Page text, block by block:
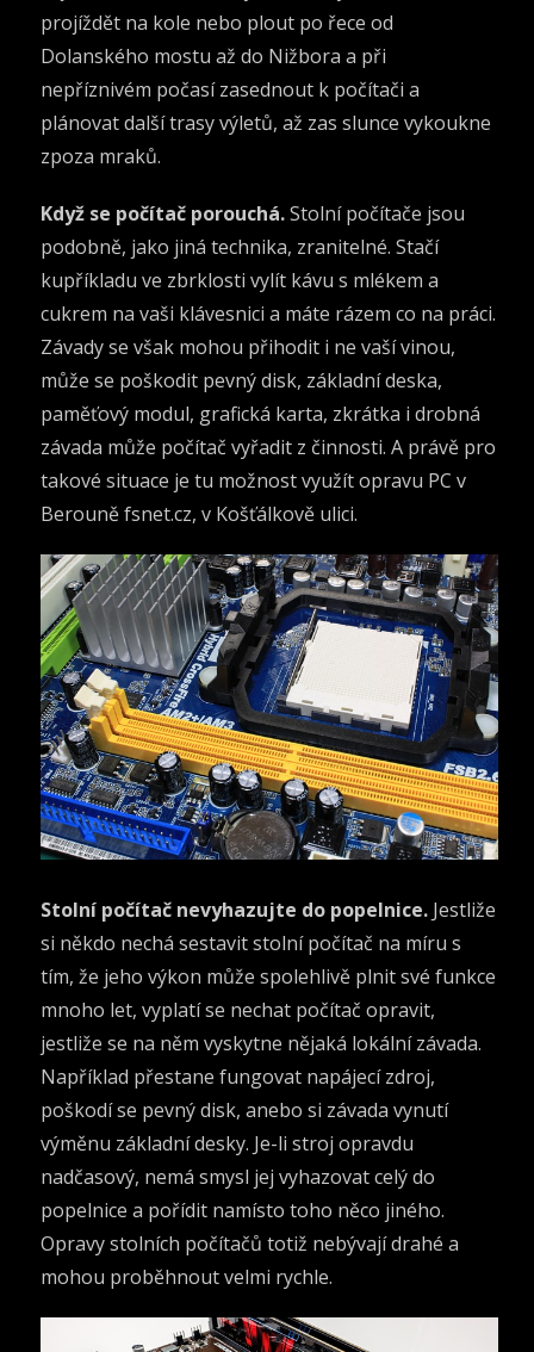
projíždět na kole nebo plout po řece od
Dolanského mostu až do Nižbora a při
nepříznivém počasí zasednout k počítači a
plánovat dalšítrasyvýletů, až zas slunce vykoukne
zpoza mraků.
Když se počítač porouchá.Stolní počítače jsou
podobně, jako jiná technika, zranitelné. Stačí
kupříkladu ve zbrklosti vylít kávu s mlékem a
cukrem na vaši klávesnici a máte rázem co na práci.
Závady se však mohou přihodit i ne vaší vinou,
může se poškodit pevný disk, základní deska,
paměťový modul, grafická karta, zkrátka i drobná
závada může počítač vyřadit z činnosti. A právě pro
takové situace je tu možnost využítopravu PC v
Berouně fsnet.cz, v Košťálkově ulici.
Stolní počítač nevyhazujte do popelnice. Jestliže
si někdo nechá sestavit stolní počítač na míru s
tím, že jeho výkon může spolehlivě plnit své funkce
mnoho let, vyplatí se nechat počítač opravit,
jestliže se na něm vyskytne nějaká lokální závada.
Například přestane fungovat napájecí zdroj,
poškodí se pevný disk, anebo si závada vynutí
výměnu základní desky. Je-li stroj opravdu
nadčasový, nemá smysl jej vyhazovat celý do
popelnice a pořídit namísto toho něco jiného.
Opravy stolních počítačů totiž nebývají drahé a
mohou proběhnout velmi rychle.